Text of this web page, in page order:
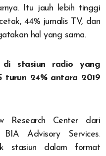
Itu jauh lebih tinggi
44% jurnalis TV, dan
hal yang sama.
di stasiun radio yang
turun 24% antara 2019
Research Center dari
Advisory Services.
stasiun dalam format